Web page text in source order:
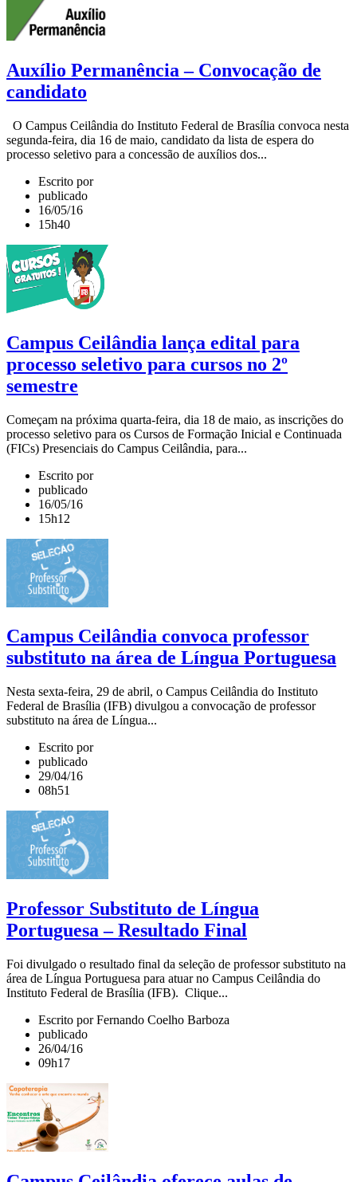
Auxílio Permanência – Convocação de
candidato
O Campus Ceilândia do Instituto Federal de Brasília convoca nesta
segunda-feira, dia 16 de maio, candidato da lista de espera do
processo seletivo para a concessão de auxílios dos...
Escrito por
publicado
16/05/16
15h40
Campus Ceilândia lança edital para
processo seletivo para cursos no 2º
semestre
Começam na próxima quarta-feira, dia 18 de maio, as inscrições do
processo seletivo para os Cursos de Formação Inicial e Continuada
(FICs) Presenciais do Campus Ceilândia, para...
Escrito por
publicado
16/05/16
15h12
Campus Ceilândia convoca professor
substituto na área de Língua Portuguesa
Nesta sexta-feira, 29 de abril, o Campus Ceilândia do Instituto
Federal de Brasília (IFB) divulgou a convocação de professor
substituto na área de Língua...
Escrito por
publicado
29/04/16
08h51
Professor Substituto de Língua
Portuguesa – Resultado Final
Foi divulgado o resultado final da seleção de professor substituto na
área de Língua Portuguesa para atuar no Campus Ceilândia do
Instituto Federal de Brasília (IFB). Clique...
Escrito por Fernando Coelho Barboza
publicado
26/04/16
09h17